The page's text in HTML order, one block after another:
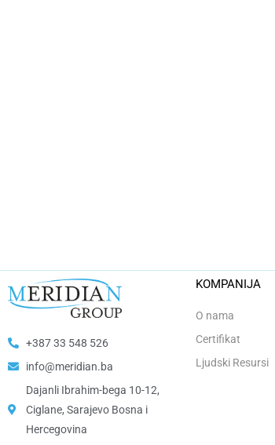
+387 33 548 526
info@meridian.ba
Dajanli Ibrahim-bega 10-12,
Ciglane, Sarajevo Bosna i
Hercegovina​
KOMPANIJA
O nama
Certifikat
Ljudski Resursi